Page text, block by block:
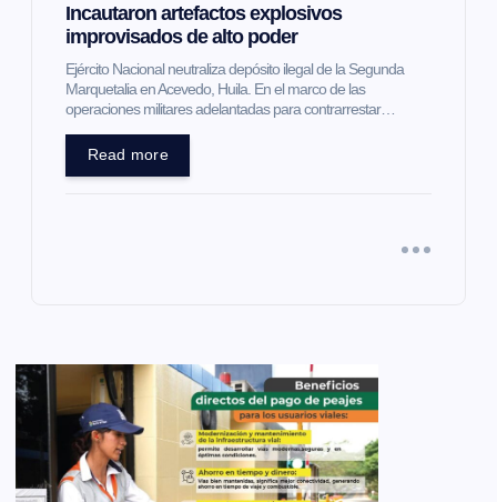
Incautaron artefactos explosivos
improvisados de alto poder
Ejército Nacional neutraliza depósito ilegal de la Segunda
Marquetalia en Acevedo, Huila. En el marco de las
operaciones militares adelantadas para contrarrestar…
Read more